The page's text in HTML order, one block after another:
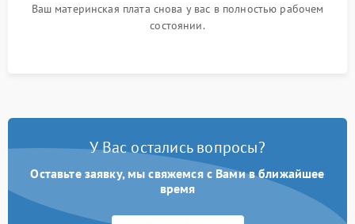
Ваш материнская плата снова у вас в полностью рабочем
состоянии.
У Вас остались вопросы?
Оставьте заявку, мы свяжемся с Вами в ближайшее
время